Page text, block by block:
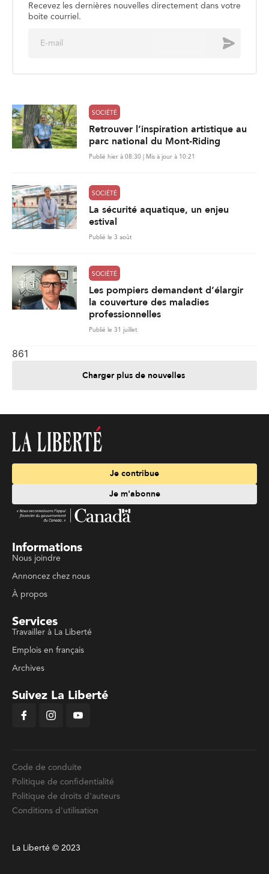
Recevez les dernières nouvelles directement dans votre
boite courriel.
Envoyer
SOCIÉTÉ
Retrouver l’inspiration artistique au
parc national du Mont-Riding
Publié hier à 08:30 | Mis à jour à 10:21
SOCIÉTÉ
La sécurité aquatique, un enjeu
estival
Publié le 3 août
SOCIÉTÉ
Les pompiers demandent d’élargir
la couverture des maladies
professionnelles
Publié le 31 juillet
861
Charger plus de nouvelles
Je contribue
Je m'abonne
Informations
Nous joindre
Annoncez chez nous
À propos
Services
Travailler à La Liberté
Emplois en français
Archives
Suivez La Liberté
Code de conduite
Politique de confidentialité
Politique de droits d'auteurs
Conditions d'utilisation
La Liberté © 2023